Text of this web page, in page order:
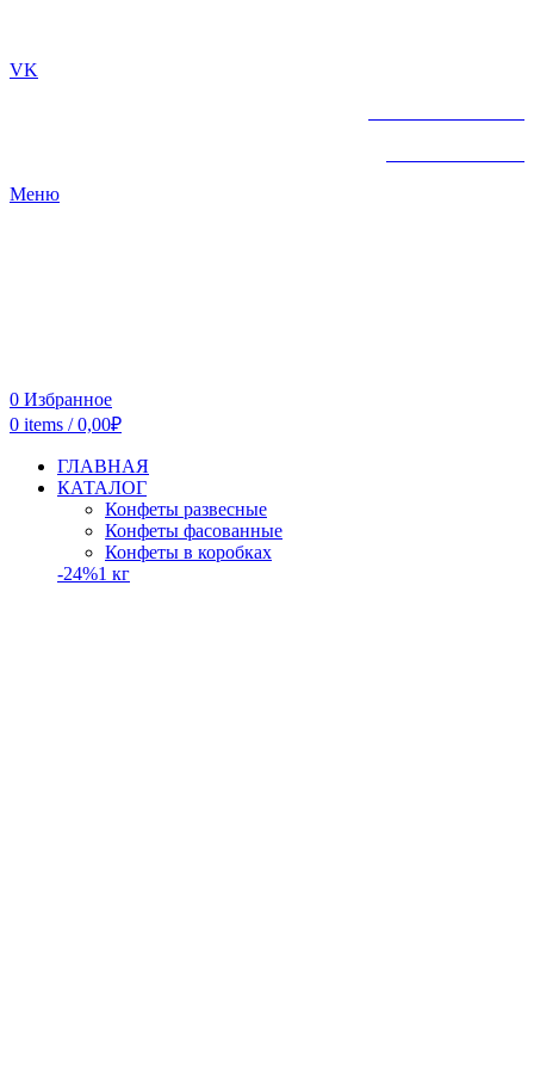
VK
Меню
0 Избранное
0 items / 0,00₽
ГЛАВНАЯ
КАТАЛОГ
Конфеты развесные
Конфеты фасованные
Конфеты в коробках
-24%1 кг